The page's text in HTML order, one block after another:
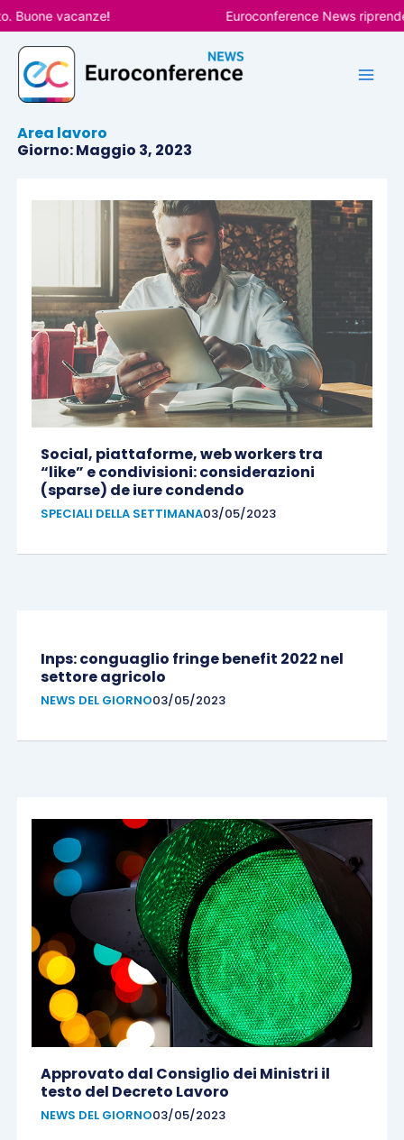
Vai
al
contenuto
vacanze! Euroconference News
Area lavoro
Giorno: Maggio 3, 2023
Social, piattaforme, web workers tra
“like” e condivisioni: considerazioni
(sparse) de iure condendo
SPECIALI DELLA SETTIMANA03/05/2023
Inps: conguaglio fringe benefit 2022 nel
settore agricolo
NEWS DEL GIORNO03/05/2023
Approvato dal Consiglio dei Ministri il
testo del Decreto Lavoro
NEWS DEL GIORNO03/05/2023